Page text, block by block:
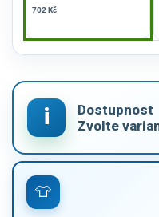
702 Kč